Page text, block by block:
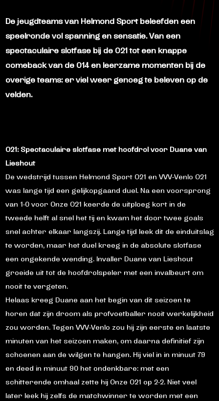
De jeugdteams van Helmond Sportbeleefden een
speelronde vol spanning en sensatie. Van een
spectaculaire slotfase bij de O21 tot een knappe
comeback van de O14 en leerzame momenten bij de
overige teams: er viel weer genoeg te beleven op de
velden.
O21: Spectaculaire slotfase met hoofdrol voor Duane van
Lieshout
De wedstrijd tussen Helmond Sport O21 en VVV-Venlo O21
was lange tijd een gelijkopgaand duel. Na een voorsprong
van 1-0 voor Onze O21 keerde de uitploeg kort in de
tweede helft al snel het tij en kwam het door twee goals
snel achter elkaar langszij. Lange tijd leek dit de einduitslag
te worden, maar het duel kreeg in de absolute slotfase
een ongekende wending. Invaller Duane van Lieshout
groeide uit tot de hoofdrolspeler met een invalbeurt om
nooit te vergeten.
Helaas kreeg Duane aan het begin van dit seizoen te
horen dat zijn droom als profvoetballer nooit werkelijkheid
zou worden. Tegen VVV-Venlo zou hij zijn eerste en laatste
minuten van het seizoen maken, om daarna definitief zijn
schoenen aan de wilgen te hangen. Hij viel in in minuut 79
en deed in minuut 90 het ondenkbare: met een
schitterende omhaal zette hij Onze O21 op 2-2. Niet veel
later leek hij zelfs de matchwinner te worden met een